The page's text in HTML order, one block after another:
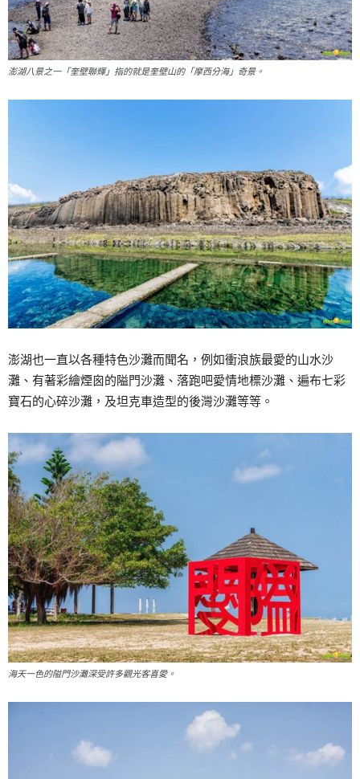
澎湖八景之一「奎壁聯輝」指的就是奎壁山的「摩西分海」奇景。
澎湖也一直以各種特色沙灘而聞名，例如衝浪族最愛的山水沙
灘、有著彩繪煙囪的隘門沙灘、落跑吧愛情地標沙灘、遍布七彩
寶石的心碎沙灘，及坦克車造型的後灣沙灘等等。
海天一色的隘門沙灘深受許多觀光客喜愛。